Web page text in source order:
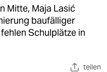
Mitte, Maja Lasić
baufälliger
Schulplätze in
teilen